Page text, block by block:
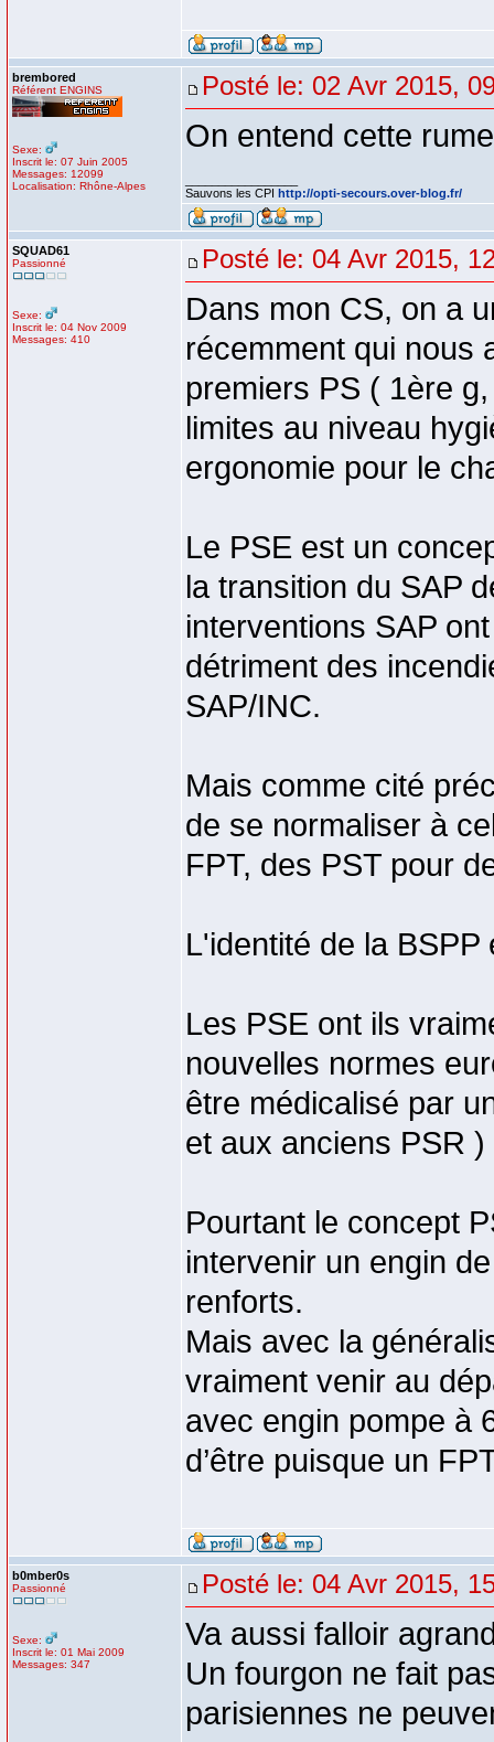
brembored
Référent ENGINS
Sexe:
Inscrit le: 07 Juin 2005
Messages: 12099
Localisation: Rhône-Alpes
Posté le: 02 Avr 2015,
On entend cette
Sauvons les CPI http://opti-secours.over-blog.fr/
SQUAD61
Passionné
Sexe:
Inscrit le: 04 Nov 2009
Messages: 410
Posté le: 04 Avr 2015,
Dans mon CS, on a
récemment qui nous
premiers PS ( 1ère
limites au niveau
ergonomie pour le
Le PSE est un
la transition du SAP
interventions SAP
détriment des
SAP/INC.
Mais comme cité
de se normaliser à
FPT, des PST pour
L'identité de la
Les PSE ont ils
nouvelles normes
être médicalisé par
et aux anciens PSR )
Pourtant le concept
intervenir un engin
renforts.
Mais avec la
vraiment venir au
avec engin pompe à
d’être puisque un
b0mber0s
Passionné
Sexe:
Inscrit le: 01 Mai 2009
Messages: 347
Posté le: 04 Avr 2015,
Va aussi falloir
Un fourgon ne fait
parisiennes ne